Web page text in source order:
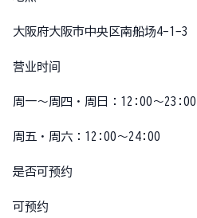
大阪府大阪市中央区南船场4-1-3
营业时间
周一〜周四・周日：12:00〜23:00
周五・周六：12:00〜24:00
是否可预约
可预约